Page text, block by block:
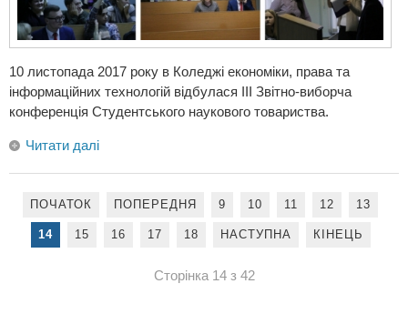
10 листопада 2017 року в Коледжі економіки, права та
інформаційних технологій відбулася ІIІ Звітно-виборча
конференція Студентського наукового товариства.
Читати далі
ПОЧАТОК ПОПЕРЕДНЯ 9 10 11 12 13
14 15 16 17 18 НАСТУПНА КІНЕЦЬ
Сторінка 14 з 42